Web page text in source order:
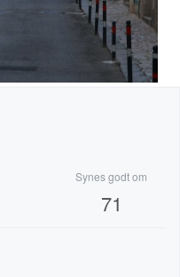
Synes godt om
71